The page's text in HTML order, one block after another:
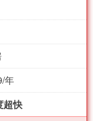
年
超快